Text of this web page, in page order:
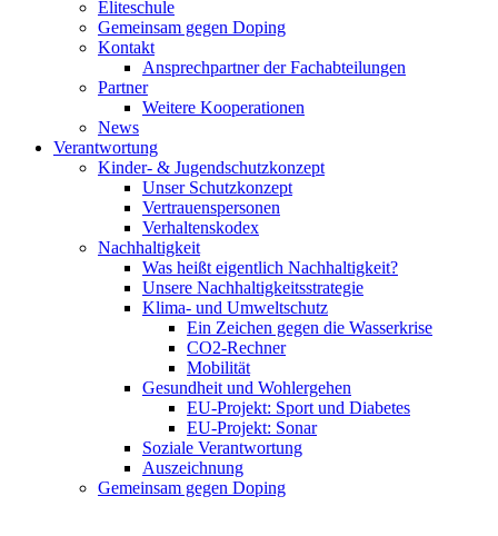
Eliteschule
Gemeinsam gegen Doping
Kontakt
Ansprechpartner der Fachabteilungen
Partner
Weitere Kooperationen
News
Verantwortung
Kinder- & Jugendschutzkonzept
Unser Schutzkonzept
Vertrauenspersonen
Verhaltenskodex
Nachhaltigkeit
Was heißt eigentlich Nachhaltigkeit?
Unsere Nachhaltigkeitsstrategie
Klima- und Umweltschutz
Ein Zeichen gegen die Wasserkrise
CO2-Rechner
Mobilität
Gesundheit und Wohlergehen
EU-Projekt: Sport und Diabetes
EU-Projekt: Sonar
Soziale Verantwortung
Auszeichnung
Gemeinsam gegen Doping